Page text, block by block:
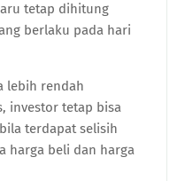
tetap dihitung
berlaku pada hari
lebih rendah
investor tetap bisa
terdapat selisih
harga beli dan harga